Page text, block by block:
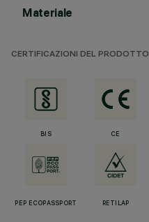
Materiale
CERTIFICAZIONI DEL PRODOTTO
BIS CE
PEP ECOPASSPORT RETILAP